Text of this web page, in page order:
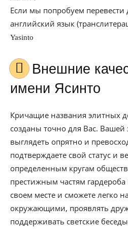
Если мы попробуем
английский язык
Yasinto
Внешние качества для
имени Ясинто
Кричащие названия элитных
созданы точно для Вас. Вашей
выглядеть опрятно и
подтверждаете свой статус и
определенным кругам
престижным частям гардероба
своем месте и сможете легко
окружающими, проявлять
поддерживать светские